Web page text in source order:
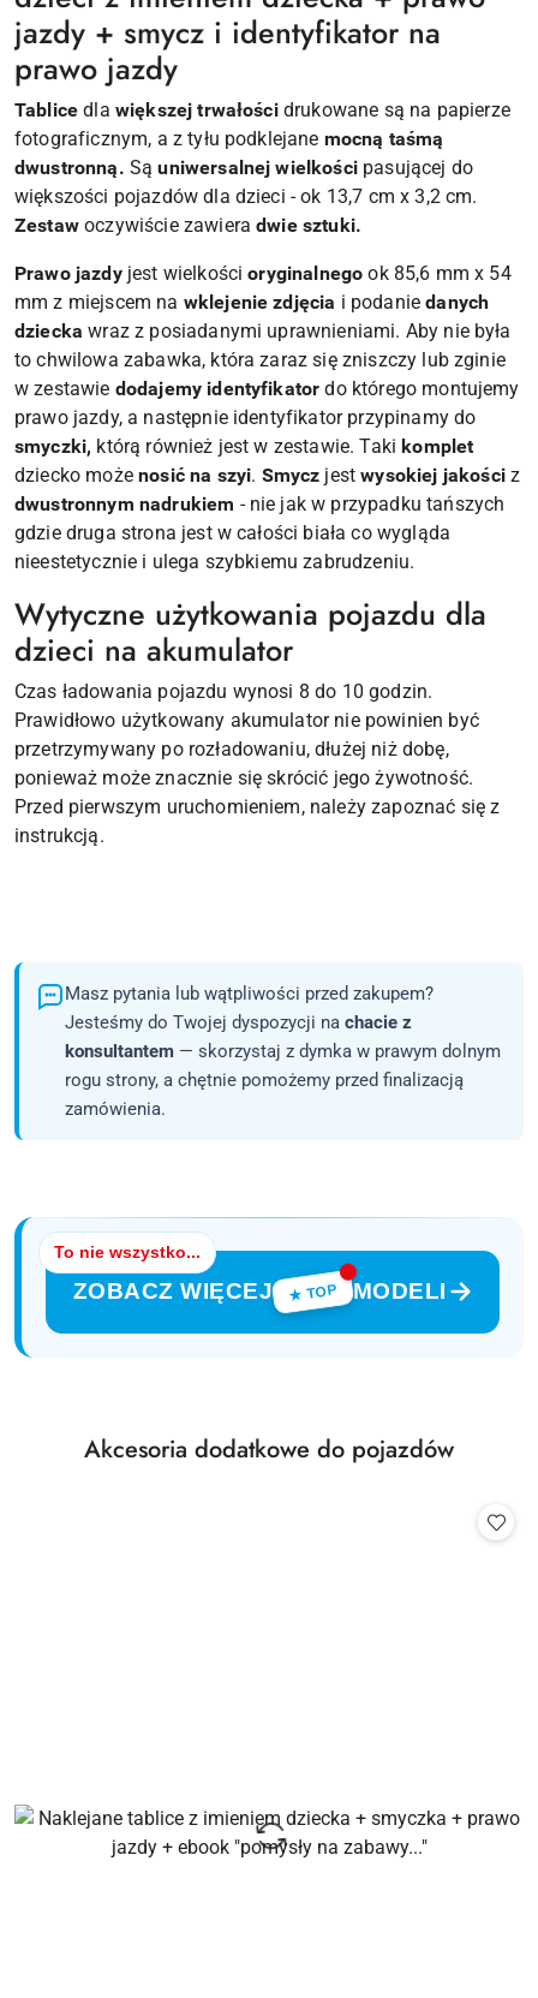
jazdy + smycz i identyfikator na
prawo jazdy
Tablice dla większej trwałościdrukowane są na papierze
fotograficznym, a z tyłu podklejane mocną taśmą
dwustronną. Sąuniwersalnej wielkościpasującej do
większości pojazdów dla dzieci - ok 13,7 cm x 3,2 cm.
Zestawoczywiście zawieradwie sztuki.
Prawo jazdyjest wielkościoryginalnego ok 85,6 mm x 54
mm z miejscem na wklejenie zdjęcia i podaniedanych
dziecka wraz z posiadanymi uprawnieniami. Aby nie była
to chwilowa zabawka, która zaraz się zniszczy lub zginie
w zestawie dodajemy identyfikator do którego montujemy
prawo jazdy, a następnie identyfikator przypinamy do
smyczki, którą również jest w zestawie. Takikomplet
dziecko możenosić na szyi. Smycz jestwysokiej jakościz
dwustronnym nadrukiem - nie jak w przypadku tańszych
gdzie druga strona jest w całości biała co wygląda
nieestetycznie i ulega szybkiemu zabrudzeniu.
Wytyczne użytkowania pojazdu dla
dzieci na akumulator
Czas ładowania pojazdu wynosi 8 do 10 godzin.
Prawidłowo użytkowany akumulator nie powinien być
przetrzymywany po rozładowaniu, dłużej niż dobę,
ponieważ może znacznie się skrócić jego żywotność.
Przed pierwszym uruchomieniem, należy zapoznać się z
instrukcją.
Masz pytania lub wątpliwości przed zakupem?
Jesteśmy do Twojej dyspozycji na chacie z
konsultantem — skorzystaj z dymka w prawym dolnym
rogu strony, a chętnie pomożemy przed finalizacją
zamówienia.
To nie wszystko...
ZOBACZ WIĘCEJ ★ TOP MODELI
Pomiń karuzelę produktów
Produkty
Akcesoria dodatkowe do pojazdów